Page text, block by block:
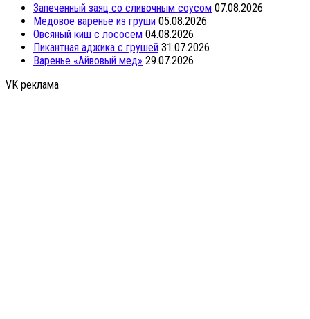
Запеченный заяц со сливочным соусом 07.08.2026
Медовое варенье из груши 05.08.2026
Овсяный киш с лососем 04.08.2026
Пикантная аджика с грушей 31.07.2026
Варенье «Айвовый мед» 29.07.2026
VK реклама